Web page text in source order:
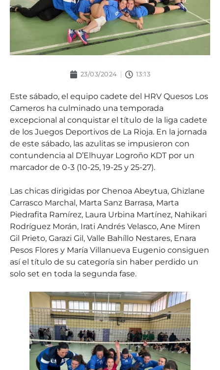
23/03/2024 13:13
Este sábado, el equipo cadete del HRV Quesos Los
Cameros ha culminado una temporada
excepcional al conquistar el título de la liga cadete
de los Juegos Deportivos de La Rioja. En la jornada
de este sábado, las azulitas se impusieron con
contundencia al D’Elhuyar Logroño KDT por un
marcador de 0-3 (10-25, 19-25 y 25-27).
Las chicas dirigidas por Chenoa Abeytua, Ghizlane
Carrasco Marchal, Marta Sanz Barrasa, Marta
Piedrafita Ramírez, Laura Urbina Martínez, Nahikari
Rodríguez Morán, Irati Andrés Velasco, Ane Miren
Gil Prieto, Garazi Gil, Valle Bahíllo Nestares, Enara
Pesos Flores y María Villanueva Eugenio consiguen
así el título de su categoría sin haber perdido un
solo set en toda la segunda fase.